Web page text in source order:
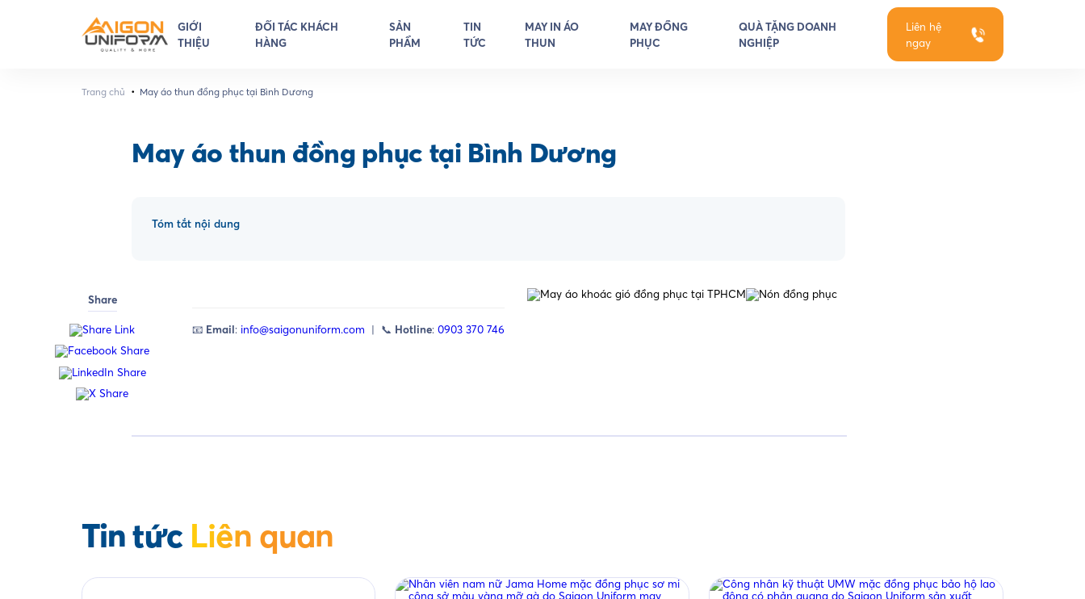
GIỚI
THIỆU
ĐỐI TÁC KHÁCH
HÀNG
SẢN
PHẨM
TIN
TỨC
MAY IN ÁO
THUN
MAY ĐỒNG
PHỤC
QUÀ TẶNG DOANH
NGHIỆP
Liên hệ
ngay
Trang chủ • May áo thun đồng phục tại Bình Dương
May áo thun đồng phục tại Bình Dương
Tóm tắt nội dung
Share
📧 Email: info@saigonuniform.com | 📞 Hotline: 0903 370 746
Tin tức Liên quan